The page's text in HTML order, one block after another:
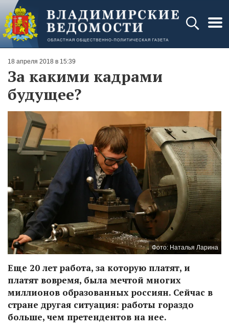
18 апреля 2018 в 15:39
За какими кадрами
будущее?
Фото: Наталья Ларина
Еще 20 лет работа, за которую платят, и
платят вовремя, была мечтой многих
миллионов образованных россиян. Сейчас в
стране другая ситуация: работы гораздо
больше, чем претендентов на нее.